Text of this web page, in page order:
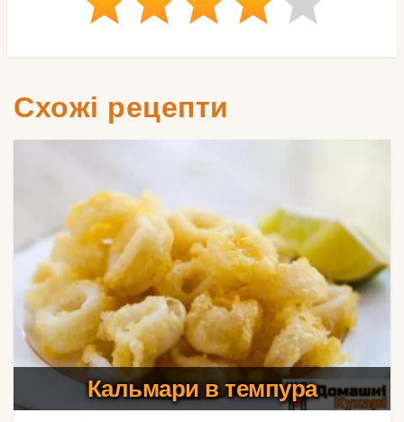
Схожі рецепти
Кальмари в темпура